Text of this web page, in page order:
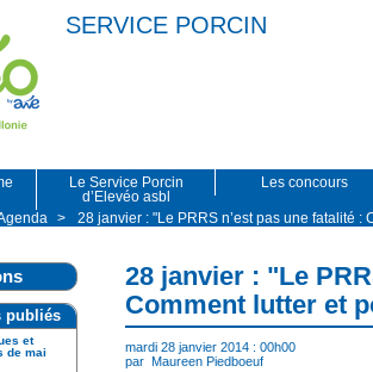
SERVICE PORCIN
Le Service Porcin
d’Elevéo asbl
Les concours
> 28 janvier : "Le PRRS n’est pas une fatalité :
28 janvier : "Le
Comment lutter et
mardi 28 janvier 2014 : 00h00
par Maureen Piedboeuf
publiés
et
de mai